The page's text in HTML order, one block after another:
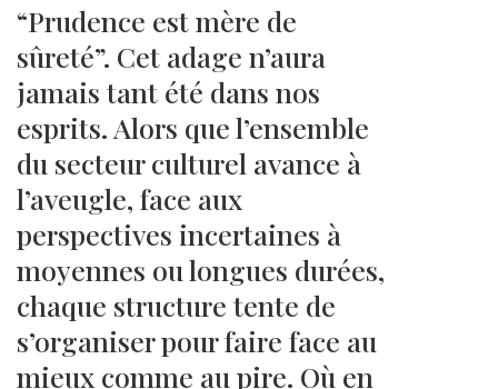
“Prudence est mère de
sûreté”. Cet adage n’aura
jamais tant été dans nos
esprits. Alors que l’ensemble
du secteur culturel avance à
l’aveugle, face aux
perspectives incertaines à
moyennes ou longues durées,
chaque structure tente de
s’organiser pour faire face au
mieux comme au pire. Où en